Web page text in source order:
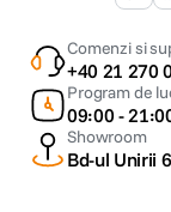
Comenzi si
+40 21 270
Program de
09:00 -
Showroom
Bd-ul Unirii